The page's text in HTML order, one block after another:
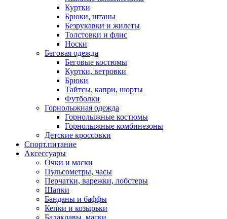
Куртки
Брюки, штаны
Безрукавки и жилеты
Толстовки и флис
Носки
Беговая одежда
Беговые костюмы
Куртки, ветровки
Брюки
Тайтсы, капри, шорты
Футболки
Горнолыжная одежда
Горнолыжные костюмы
Горнолыжные комбинезоны
Детские кроссовки
Спорт.питание
Аксессуары
Очки и маски
Пульсометры, часы
Перчатки, варежки, лобстеры
Шапки
Банданы и баффы
Кепки и козырьки
Балаклавы, маски